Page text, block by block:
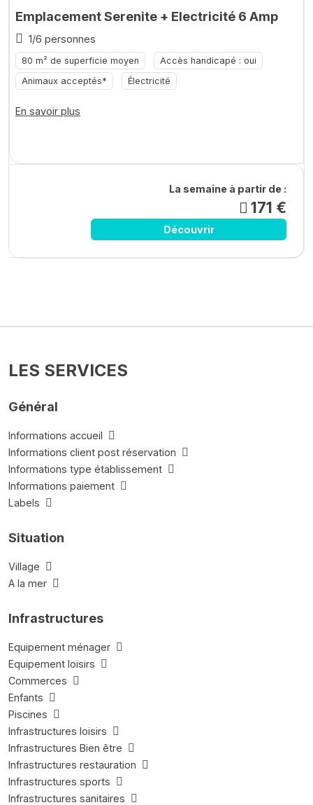
Emplacement Serenite + Electricité 6 Amp
1/6 personnes
80 m² de superficie moyen
Accès handicapé : oui
Animaux acceptés*
Électricité
En savoir plus
La semaine à partir de :
171 €
Découvrir
LES SERVICES
Général
Informations accueil
Informations client post réservation
Informations type établissement
Informations paiement
Labels
Situation
Village
A la mer
Infrastructures
Equipement ménager
Equipement loisirs
Commerces
Enfants
Piscines
Infrastructures loisirs
Infrastructures Bien être
Infrastructures restauration
Infrastructures sports
Infrastructures sanitaires